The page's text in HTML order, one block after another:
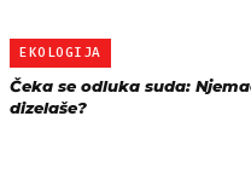
EKOLOGIJA
Čeka se odluka suda:
dizelaše?